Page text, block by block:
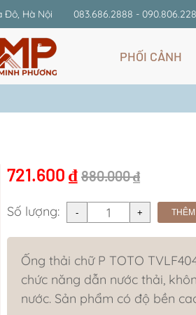
Đô, Hà Nội 083.686.2888 -
PHỐI CẢNH
721.600 ₫ 880.000₫
Số lượng:
Ống thải chữ P TOTO
chức năng dẫn nước thải,
nước. Sản phẩm có độ bền